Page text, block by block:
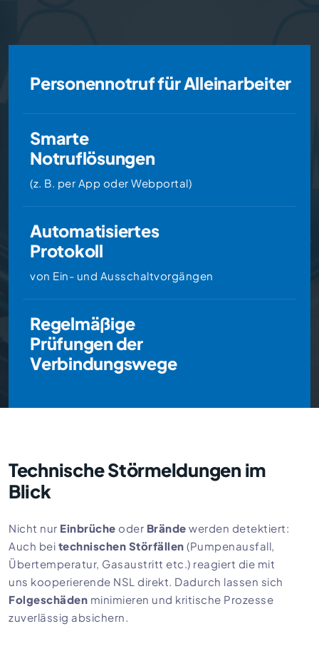
Personennotruf für Alleinarbeiter
Smarte
Notruflösungen
(z. B. per App oder Webportal)
Automatisiertes
Protokoll
von Ein- und Ausschaltvorgängen
Regelmäßige
Prüfungen der
Verbindungswege
Technische Störmeldungen im
Blick
Nicht nur Einbrüche oder Brände werden detektiert:
Auch bei technischen Störfällen (Pumpenausfall,
Übertemperatur, Gasaustritt etc.) reagiert die mit
uns kooperierende NSL direkt. Dadurch lassen sich
Folgeschäden minimieren und kritische Prozesse
zuverlässig absichern.